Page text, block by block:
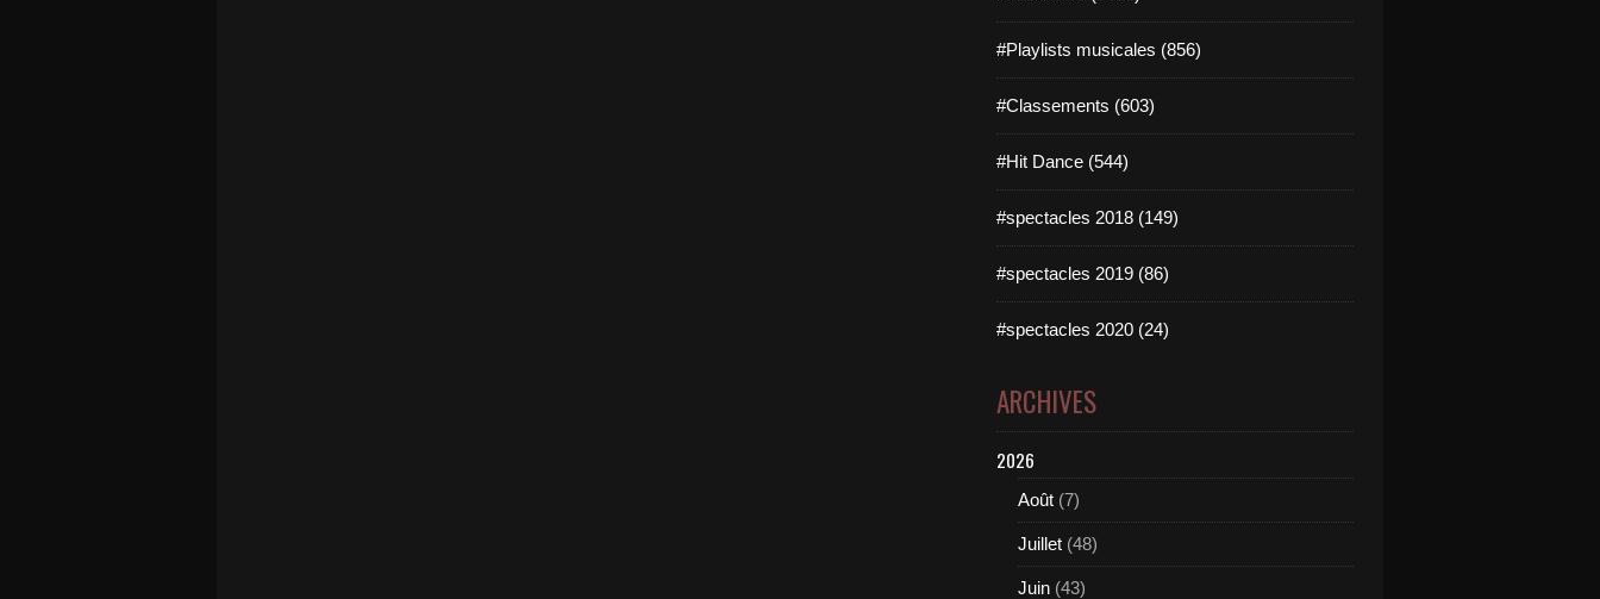
#Playlists musicales (856)
#Classements (603)
#Hit Dance (544)
#spectacles 2018 (149)
#spectacles 2019 (86)
#spectacles 2020 (24)
ARCHIVES
2026
Août (7)
Juillet (48)
Juin (43)